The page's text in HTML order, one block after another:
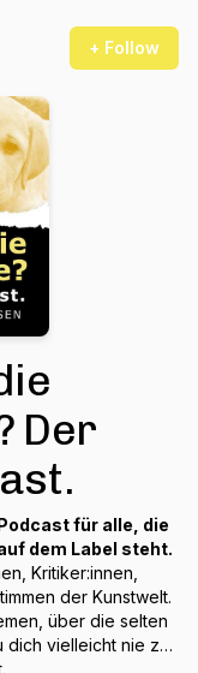
+ Follow
Der
für alle, die
dem Label steht.
Kritiker:innen,
der Kunstwelt.
über die selten
vielleicht nie zu